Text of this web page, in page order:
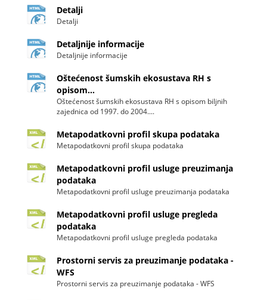
Detalji
Detalji
Detaljnije informacije
Detaljnije informacije
Oštećenost šumskih ekosustava RH s
opisom...
Oštećenost šumskih ekosustava RH s opisom biljnih
zajednica od 1997. do 2004....
Metapodatkovni profil skupa podataka
Metapodatkovni profil skupa podataka
Metapodatkovni profil usluge preuzimanja
podataka
Metapodatkovni profil usluge preuzimanja podataka
Metapodatkovni profil usluge pregleda
podataka
Metapodatkovni profil usluge pregleda podataka
Prostorni servis za preuzimanje podataka -
WFS
Prostorni servis za preuzimanje podataka - WFS